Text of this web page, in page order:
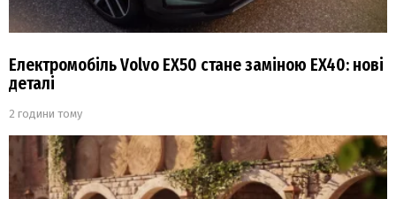
Електромобіль Volvo EX50 стане заміною EX40: нові
деталі
2 години тому